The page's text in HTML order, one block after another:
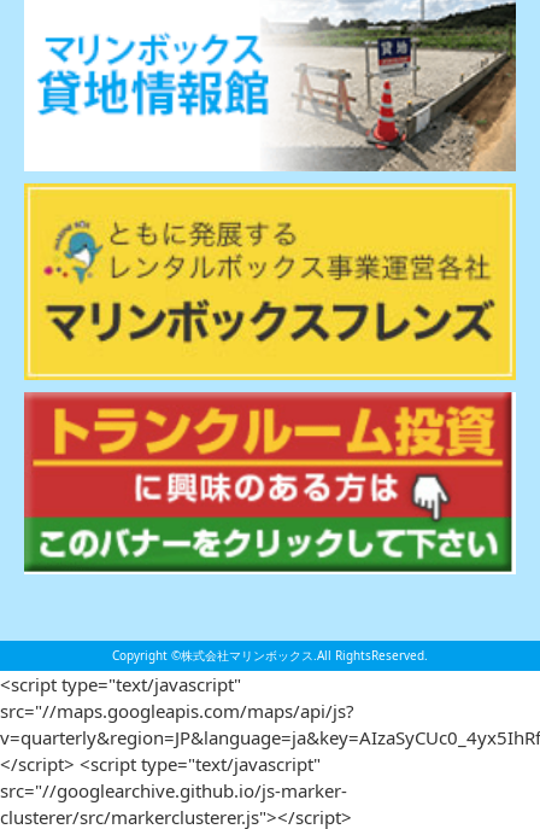
Copyright ©株式会社マリンボックス.All RightsReserved.
<script type="text/javascript"
src="//maps.googleapis.com/maps/api/js?
</script> <script type="text/javascript"
src="//googlearchive.github.io/js-marker-
clusterer/src/markerclusterer.js"></script>